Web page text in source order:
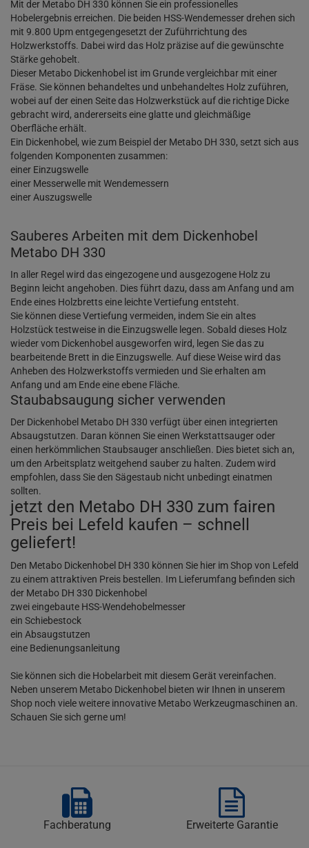
Mit der Metabo DH 330 können Sie ein professionelles
Hobelergebnis erreichen. Die beiden HSS-Wendemesser drehen sich
mit 9.800 Upm entgegengesetzt der Zuführrichtung des
Holzwerkstoffs. Dabei wird das Holz präzise auf die gewünschte
Stärke gehobelt.
Dieser Metabo Dickenhobel ist im Grunde vergleichbar mit einer
Fräse. Sie können behandeltes und unbehandeltes Holz zuführen,
wobei auf der einen Seite das Holzwerkstück auf die richtige Dicke
gebracht wird, andererseits eine glatte und gleichmäßige
Oberfläche erhält.
Ein Dickenhobel, wie zum Beispiel der Metabo DH 330, setzt sich aus
folgenden Komponenten zusammen:
einer Einzugswelle
einer Messerwelle mit Wendemessern
einer Auszugswelle
Sauberes Arbeiten mit dem Dickenhobel
Metabo DH 330
In aller Regel wird das eingezogene und ausgezogene Holz zu
Beginn leicht angehoben. Dies führt dazu, dass am Anfang und am
Ende eines Holzbretts eine leichte Vertiefung entsteht.
Sie können diese Vertiefung vermeiden, indem Sie ein altes
Holzstück testweise in die Einzugswelle legen. Sobald dieses Holz
wieder vom Dickenhobel ausgeworfen wird, legen Sie das zu
bearbeitende Brett in die Einzugswelle. Auf diese Weise wird das
Anheben des Holzwerkstoffs vermieden und Sie erhalten am
Anfang und am Ende eine ebene Fläche.
Staubabsaugung sicher verwenden
Der Dickenhobel Metabo DH 330 verfügt über einen integrierten
Absaugstutzen. Daran können Sie einen Werkstattsauger oder
einen herkömmlichen Staubsauger anschließen. Dies bietet sich an,
um den Arbeitsplatz weitgehend sauber zu halten. Zudem wird
empfohlen, dass Sie den Sägestaub nicht unbedingt einatmen
sollten.
jetzt den Metabo DH 330 zum fairen
Preis bei Lefeld kaufen – schnell
geliefert!
Den Metabo Dickenhobel DH 330 können Sie hier im Shop von Lefeld
zu einem attraktiven Preis bestellen. Im Lieferumfang befinden sich
der Metabo DH 330 Dickenhobel
zwei eingebaute HSS-Wendehobelmesser
ein Schiebestock
ein Absaugstutzen
eine Bedienungsanleitung
Sie können sich die Hobelarbeit mit diesem Gerät vereinfachen.
Neben unserem Metabo Dickenhobel bieten wir Ihnen in unserem
Shop noch viele weitere innovative Metabo Werkzeugmaschinen an.
Schauen Sie sich gerne um!
Fachberatung Erweiterte Garantie